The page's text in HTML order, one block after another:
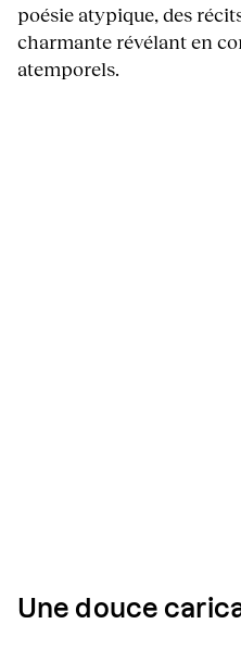
poésie atypique, des
charmante révélant en
atemporels.
Une douce